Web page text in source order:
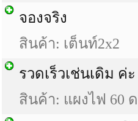
จองจริง
สินค้า: เต็นท์2x2
รวดเร็วเช่นเดิม ค่
สินค้า: แผงไฟ 60